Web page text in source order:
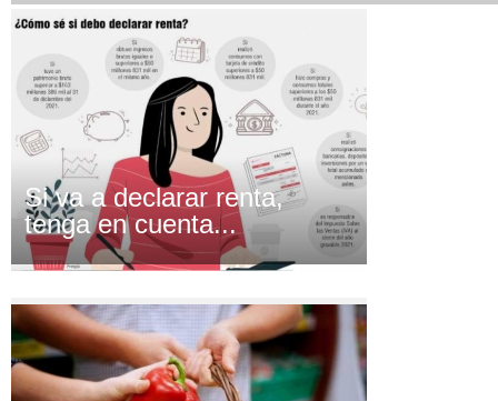
Si va a declarar renta,
tenga en cuenta...